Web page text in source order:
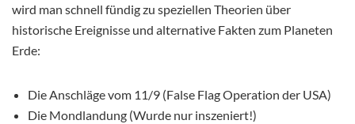
wird man schnell fündig zu speziellen Theorien über
historische Ereignisse und alternative Fakten zum Planeten
Erde:
Die Anschläge vom 11/9 (False Flag Operation der USA)
Die Mondlandung (Wurde nur inszeniert!)